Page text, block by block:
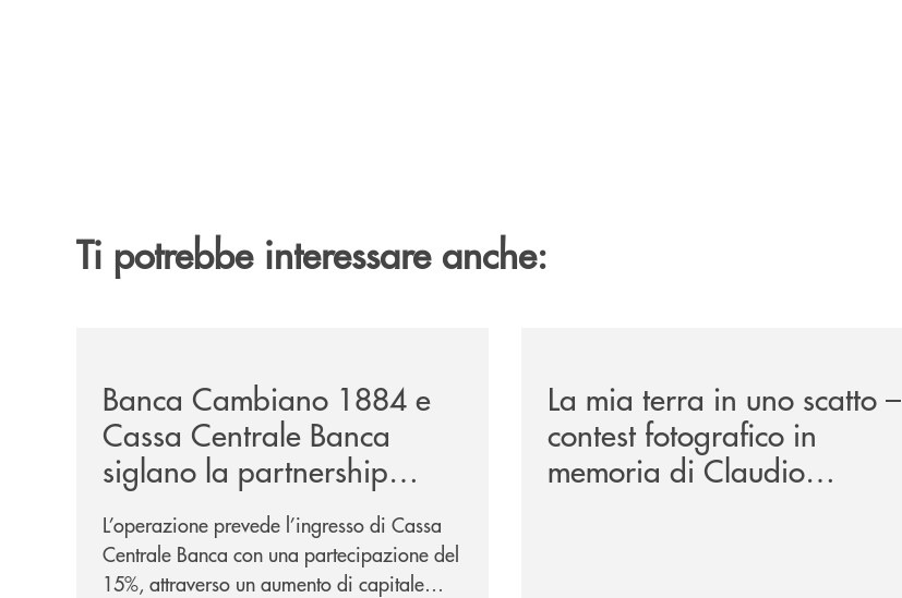
Ti potrebbe interessare anche:
Banca Cambiano 1884 e
Cassa Centrale Banca
siglano la partnership
strategica
L’operazione prevede l’ingresso di Cassa
Centrale Banca con una partecipazione del
15%, attraverso un aumento di capitale
La mia terra in uno scatto –
contest fotografico in
memoria di Claudio